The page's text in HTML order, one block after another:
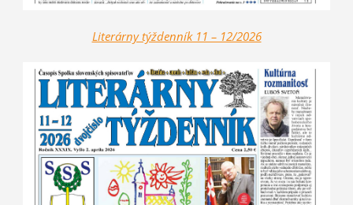
Literárny týždenník 11 – 12/2026